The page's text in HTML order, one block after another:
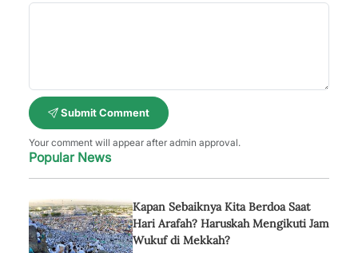
Submit Comment
Your comment will appear after admin approval.
Popular News
Kapan Sebaiknya Kita Berdoa Saat
Hari Arafah? Haruskah Mengikuti Jam
Wukuf di Mekkah?